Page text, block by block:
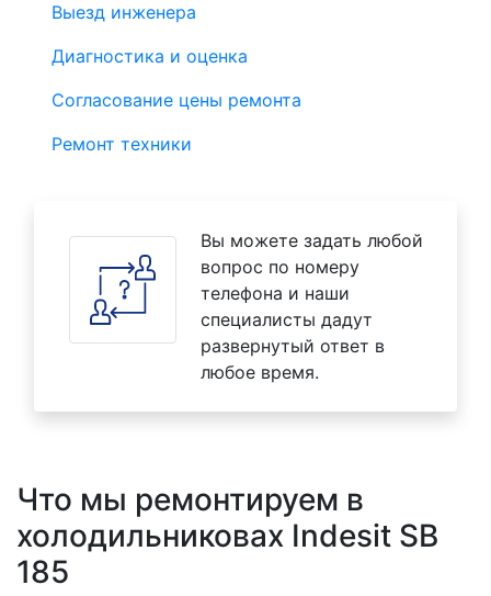
Выезд инженера
Диагностика и оценка
Согласование цены ремонта
Ремонт техники
Вы можете задать любой
вопрос по номеру
телефона и наши
специалисты дадут
развернутый ответ в
любое время.
Что мы ремонтируем в
холодильниковах Indesit SB
185